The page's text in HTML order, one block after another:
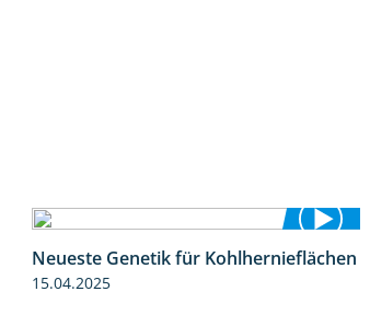
1:35
Neueste Genetik für Kohlhernieflächen
15.04.2025